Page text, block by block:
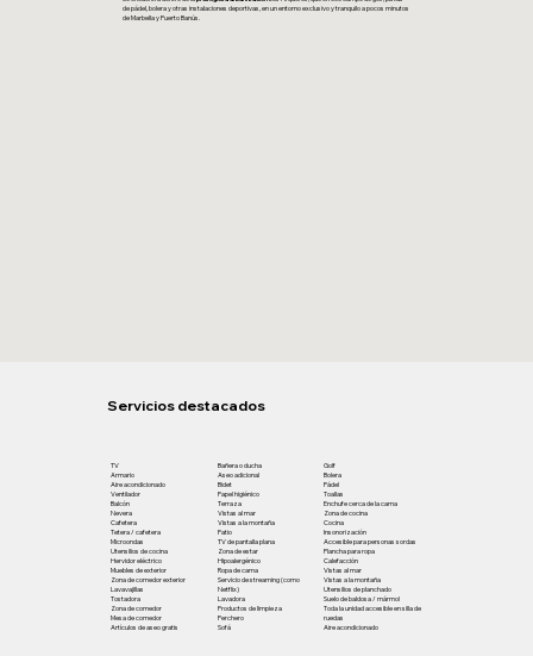
de pádel, bolera y otras instalaciones deportivas, en un entorno exclusivo y tranquilo a pocos minutos
de Marbella y Puerto Banús.
Servicios destacados
TV
Armario
Aire acondicionado
Ventilador
Balcón
Nevera
Cafetera
Tetera / cafetera
Microondas
Utensilios de cocina
Hervidor eléctrico
Muebles de exterior
Zona de comedor exterior
Lavavajillas
Tostadora
Zona de comedor
Mesa de comedor
Artículos de aseo gratis
Bañera o ducha
Aseo adicional
Bidet
Papel higiénico
Terraza
Vistas al mar
Vistas a la montaña
Patio
TV de pantalla plana
Zona de estar
Hipoalergénico
Ropa de cama
Servicio de streaming (como
Netflix)
Lavadora
Productos de limpieza
Perchero
Sofá
Golf
Bolera
Pádel
Toallas
Enchufe cerca de la cama
Zona de cocina
Cocina
Insonorización
Accesible para personas sordas
Plancha para ropa
Calefacción
Vistas al mar
Vistas a la montaña
Utensilios de planchado
Suelo de baldosa / mármol
Toda la unidad accesible en silla de
ruedas
Aire acondicionado